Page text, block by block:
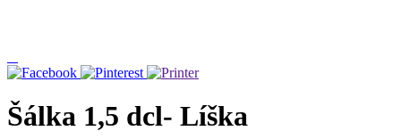
Šálka 1,5 dcl- Líška